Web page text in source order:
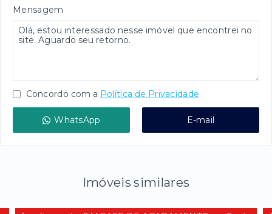
Mensagem
Concordo com a Política de Privacidade
WhatsApp E-mail
Imóveis similares